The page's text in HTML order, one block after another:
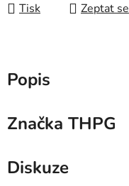
Tisk Zeptat se
Popis
Značka THPG
Diskuze